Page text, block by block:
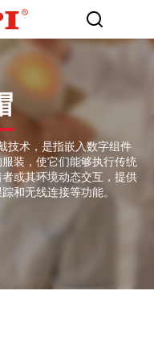
技术，是指嵌入数字组件
装，使它们能够执行传统
或其环境动态交互，提供
和无线连接等功能。